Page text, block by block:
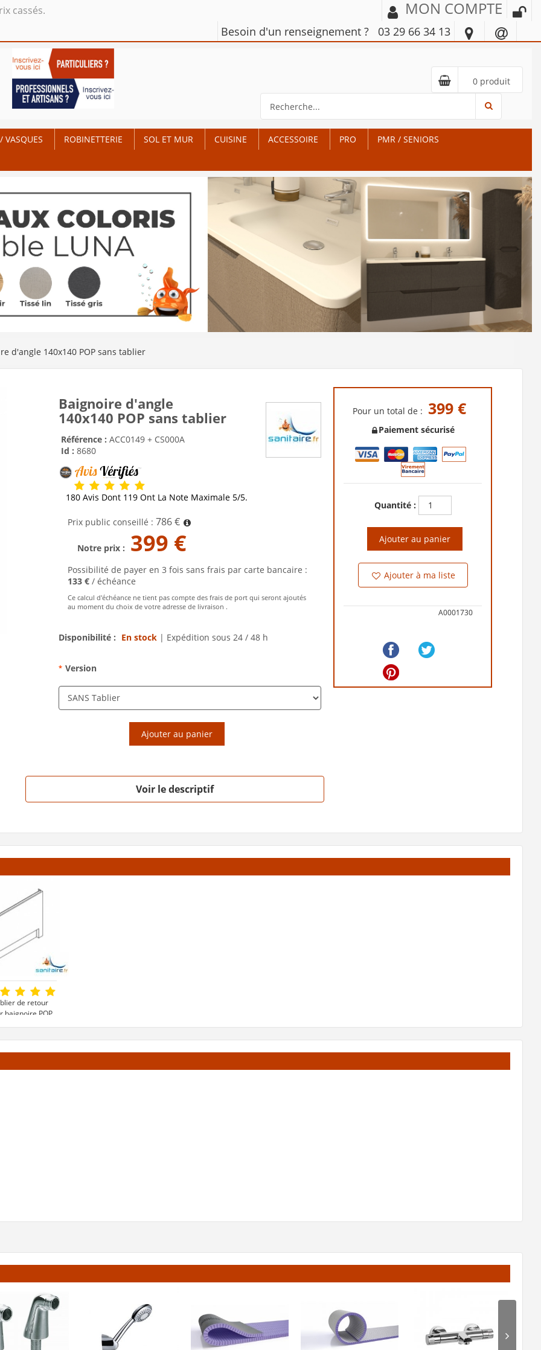
cassés. MON COMPTE
Besoin d'un renseignement ? 03 29 66 34 13
0 produit
VASQUES ROBINETTERIE SOL ET MUR CUISINE ACCESSOIRE PRO
PMR / SENIORS
d'angle 140x140 POP sans tablier
Baignoire d'angle
140x140 POP sans tablier
Référence : ACC0149 + CS000A
Id : 8680
180 Avis Dont 119 Ont La Note Maximale 5/5.
Prix public conseillé : 786 €
Notre prix : 399 €
Possibilité de payer en 3 fois sans frais par carte bancaire :
133 € / échéance
Ce calcul d'échéance ne tient pas compte des frais de port qui seront ajoutés
au moment du choix de votre adresse de livraison .
Disponibilité : En stock | Expédition sous 24 / 48 h
* Version
Ajouter au panier
Voir le descriptif
Pour un total de : 399 €
Paiement sécurisé
Quantité :
Ajouter au panier
Ajouter à ma liste
A0001730
de retour
baignoire POP
65 €